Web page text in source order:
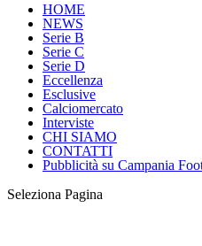
HOME
NEWS
Serie B
Serie C
Serie D
Eccellenza
Esclusive
Calciomercato
Interviste
CHI SIAMO
CONTATTI
Pubblicità su Campania
Seleziona Pagina